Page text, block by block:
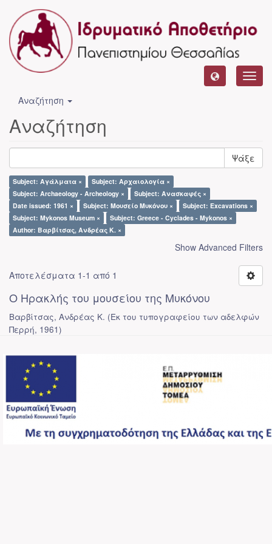
Αναζήτηση
Αναζήτηση
Ψάξε
Subject: Αγάλματα ×
Subject: Αρχαιολογία ×
Subject: Archaeology - Archeology ×
Subject: Ανασκαφές ×
Date issued: 1961 ×
Subject: Μουσείο Μυκόνου ×
Subject: Excavations ×
Subject: Mykonos Museum ×
Subject: Greece - Cyclades - Mykonos ×
Author: Βαρβίτσας, Ανδρέας Κ. ×
Show Advanced Filters
Αποτελέσματα 1-1 από 1
Ο Ηρακλής του μουσείου της Μυκόνου
Βαρβίτσας, Ανδρέας Κ. (Εκ του τυπογραφείου των αδελφών
Περρή, 1961)